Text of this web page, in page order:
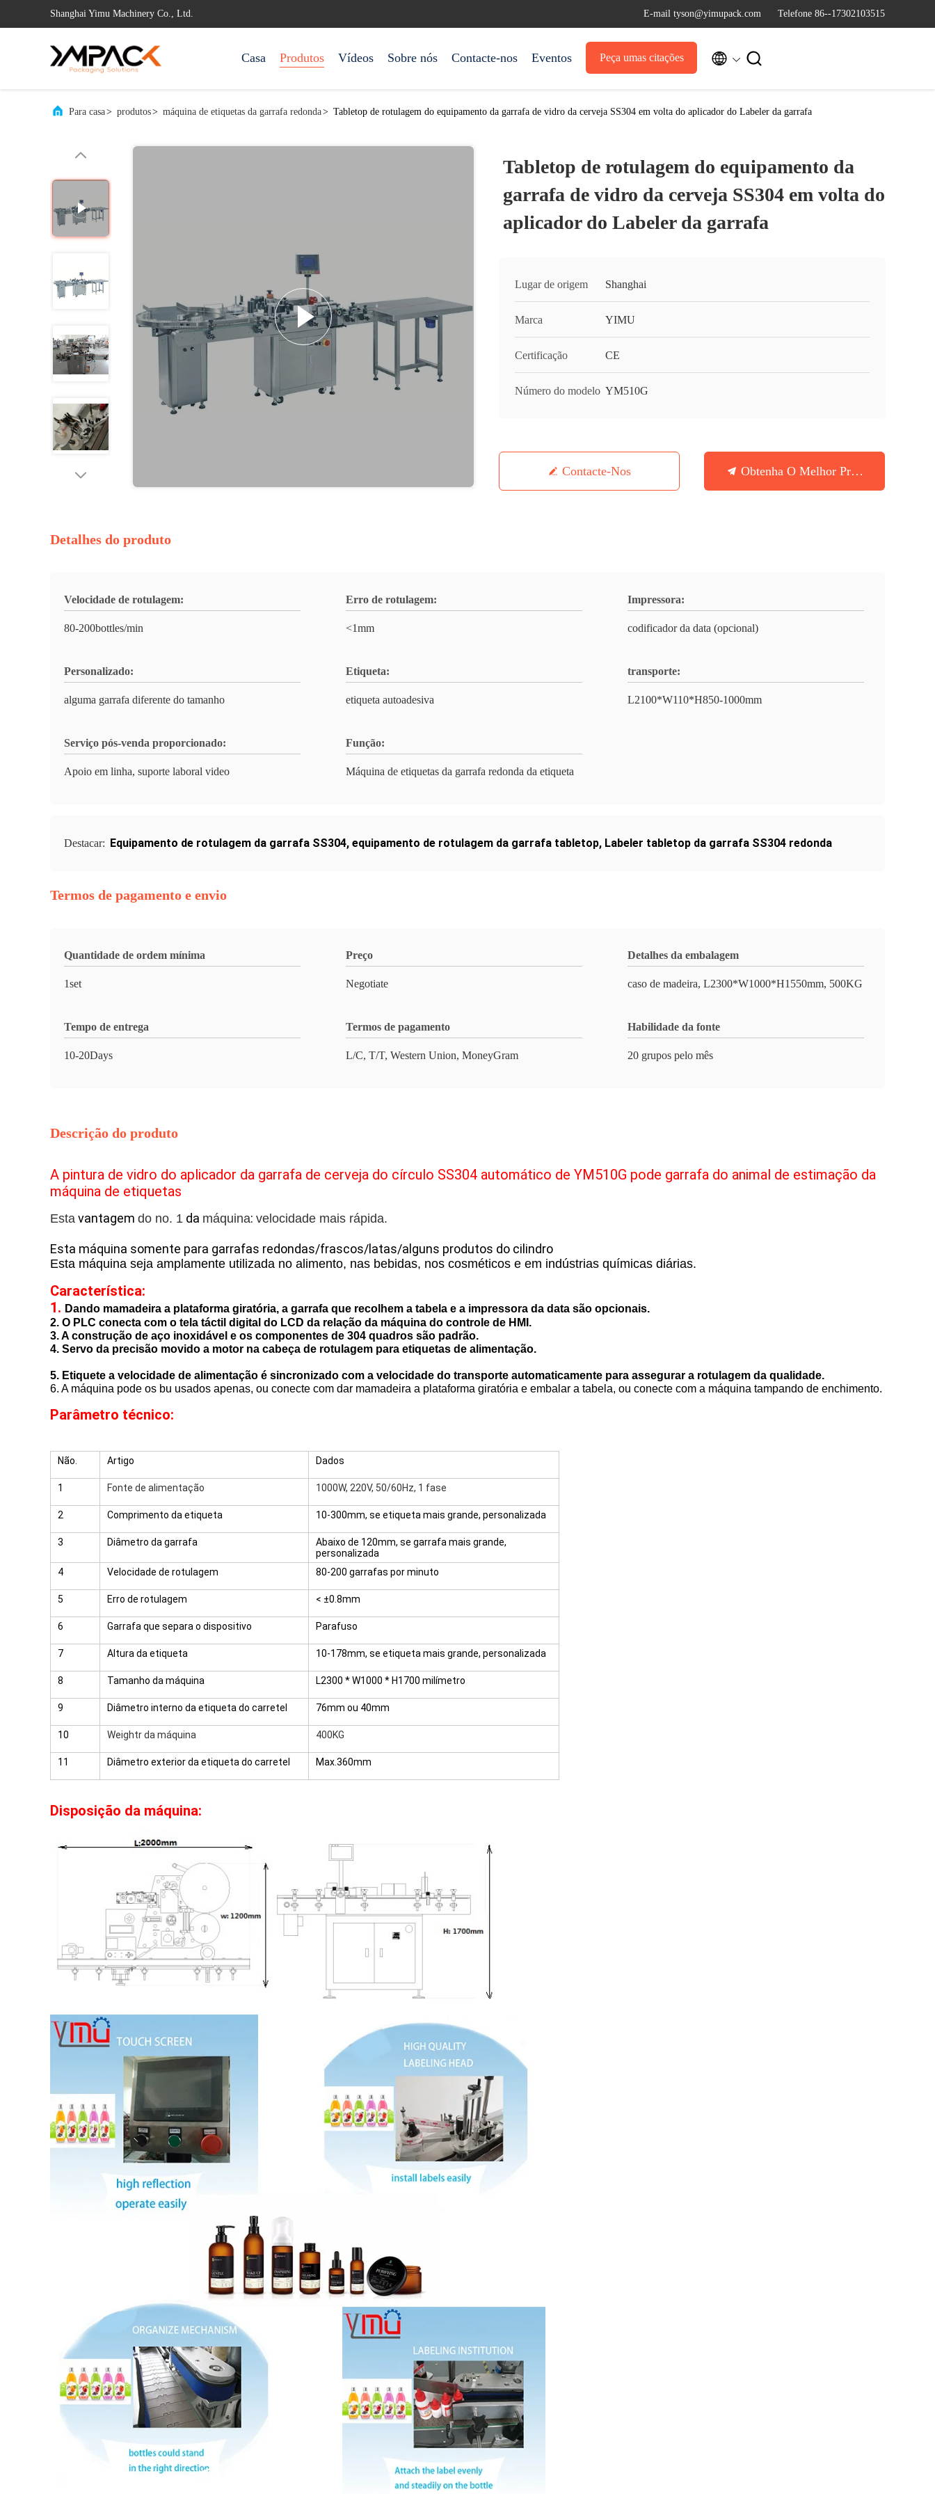
Shanghai Yimu Machinery Co., Ltd. E-mail tyson@yimupack.com Telefone 86--17302103515
Casa Produtos Vídeos Sobre nós Contacte-nos Eventos Peça umas citações  
Para casa> produtos> máquina de etiquetas da garrafa redonda> Tabletop de rotulagem do equipamento da garrafa de vidro da cerveja SS304 em volta do aplicador do Labeler da garrafa
Tabletop de rotulagem do equipamento da
garrafa de vidro da cerveja SS304 em volta do
aplicador do Labeler da garrafa
Lugar de origem Shanghai
Marca YIMU
Certificação CE
Número do modelo YM510G
Contacte-Nos Obtenha O Melhor Preço
Detalhes do produto
Velocidade de rotulagem:
80-200bottles/min
Erro de rotulagem:
<1mm
Impressora:
codificador da data (opcional)
Personalizado:
alguma garrafa diferente do tamanho
Etiqueta:
etiqueta autoadesiva
transporte:
L2100*W110*H850-1000mm
Serviço pós-venda proporcionado:
Apoio em linha, suporte laboral video
Função:
Máquina de etiquetas da garrafa redonda da etiqueta
Destacar: Equipamento de rotulagem da garrafa SS304, equipamento de rotulagem da garrafa tabletop, Labeler tabletop da garrafa SS304 redonda
Termos de pagamento e envio
Quantidade de ordem mínima
1set
Preço
Negotiate
Detalhes da embalagem
caso de madeira, L2300*W1000*H1550mm, 500KG
Tempo de entrega
10-20Days
Termos de pagamento
L/C, T/T, Western Union, MoneyGram
Habilidade da fonte
20 grupos pelo mês
Descrição do produto
A pintura de vidro do aplicador da garrafa de cerveja do círculo SS304 automático de YM510G pode garrafa do animal de estimação da
máquina de etiquetas
Esta vantagem do no. 1 da máquina: velocidade mais rápida.
Esta máquina somente para garrafas redondas/frascos/latas/alguns produtos do cilindro
Esta máquina seja amplamente utilizada no alimento, nas bebidas, nos cosméticos e em indústrias químicas diárias.
Característica:
1. Dando mamadeira a plataforma giratória, a garrafa que recolhem a tabela e a impressora da data são opcionais.
2. O PLC conecta com o tela táctil digital do LCD da relação da máquina do controle de HMI.
3. A construção de aço inoxidável e os componentes de 304 quadros são padrão.
4. Servo da precisão movido a motor na cabeça de rotulagem para etiquetas de alimentação.
5. Etiquete a velocidade de alimentação é sincronizado com a velocidade do transporte automaticamente para assegurar a rotulagem da qualidade.
6. A máquina pode os bu usados apenas, ou conecte com dar mamadeira a plataforma giratória e embalar a tabela, ou conecte com a máquina tampando de enchimento.
Parâmetro técnico:
Não. Artigo Dados
1 Fonte de alimentação 1000W, 220V, 50/60Hz, 1 fase
2 Comprimento da etiqueta 10-300mm, se etiqueta mais grande, personalizada
3 Diâmetro da garrafa
Abaixo de 120mm, se garrafa mais grande,
personalizada
4
Velocidade de rotulagem 80-200 garrafas por minuto
5 Erro de rotulagem < ±0.8mm
6 Garrafa que separa o dispositivo Parafuso
7 Altura da etiqueta 10-178mm, se etiqueta mais grande, personalizada
8 Tamanho da máquina L2300 * W1000 * H1700 milímetro
9 Diâmetro interno da etiqueta do carretel 76mm ou 40mm
10 Weightr da máquina 400KG
11 Diâmetro exterior da etiqueta do carretel Max.360mm
Disposição da máquina: